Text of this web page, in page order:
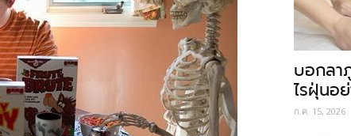
บอกลา
ไรฝุ่นอ
ก.ค. 15, 2026